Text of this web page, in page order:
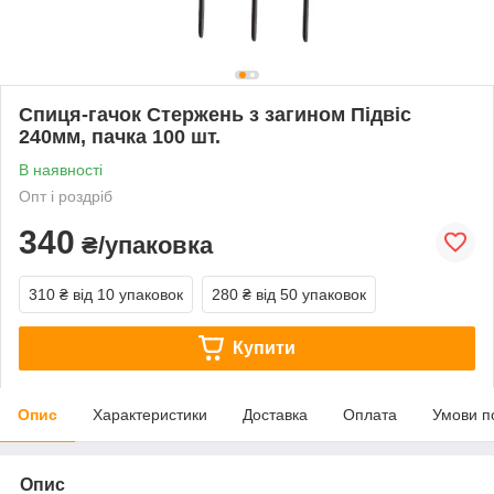
Спиця-гачок Стержень з загином Підвіс
240мм, пачка 100 шт.
В наявності
Опт і роздріб
340 ₴/упаковка
310 ₴ від 10 упаковок 280 ₴ від 50 упаковок
Купити
Опис Характеристики Доставка Оплата Умови
Опис